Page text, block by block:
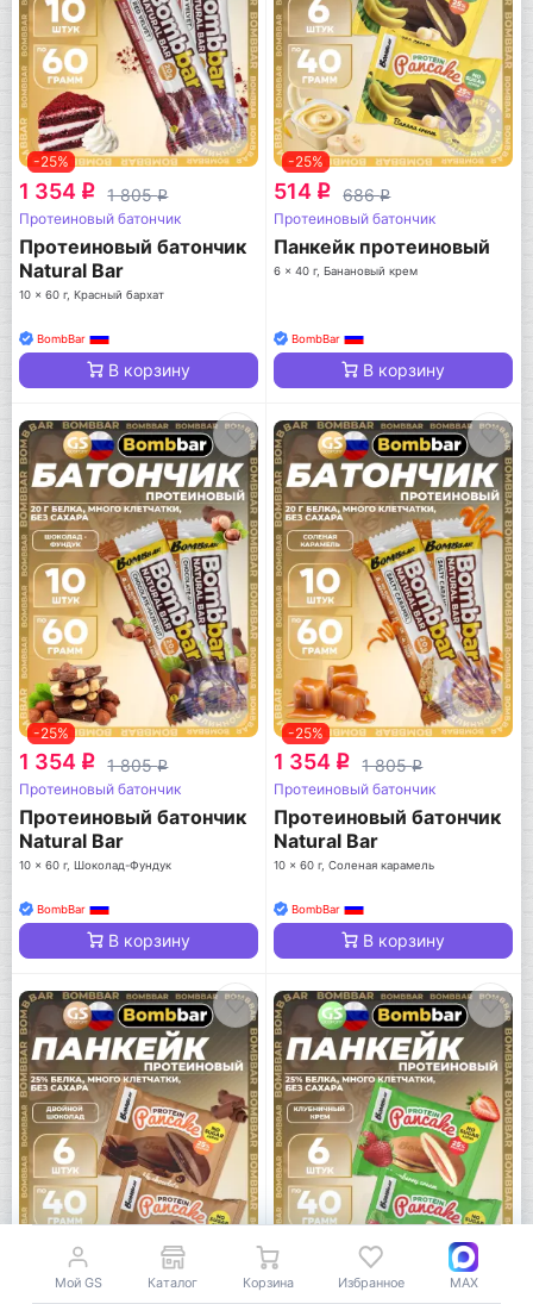
-25%
1 354 q 1 805q
Протеиновый батончик
Протеиновый батончик
Natural Bar
10 x 60 г, Красный бархат
BombBar
В корзину
-25%
514 q 686q
Протеиновый батончик
Панкейк протеиновый
6 x 40 г, Банановый крем
BombBar
В корзину
-25%
1 354 q 1 805q
Протеиновый батончик
Протеиновый батончик
Natural Bar
10 x 60 г, Шоколад-Фундук
BombBar
В корзину
-25%
1 354 q 1 805q
Протеиновый батончик
Протеиновый батончик
Natural Bar
10 x 60 г, Соленая карамель
BombBar
В корзину
Мой GS Каталог Корзина Избранное MAX